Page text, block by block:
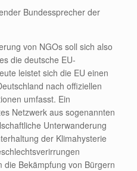
Bundessprecher der
von NGOs soll sich also
die deutsche EU-
leistet sich die EU einen
nach offiziellen
umfasst. Ein
Netzwerk aus sogenannten
Unterwanderung
der Klimahysterie
die Bekämpfung von Bürgern